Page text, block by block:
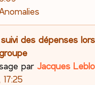
des dépenses
parJacques